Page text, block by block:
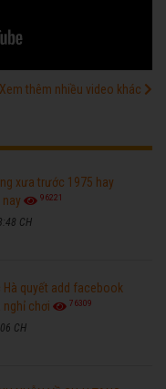
Xem thêm nhiều video khác
xưa trước 1975 hay
96221
CH
Hà quyết add facebook
nghỉ chơi
76309
CH